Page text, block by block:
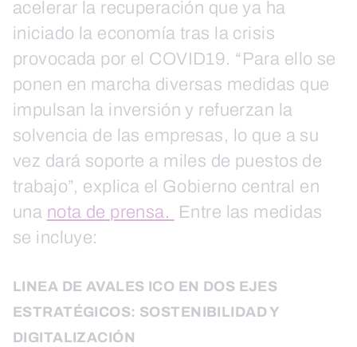
acelerar la recuperación que ya ha
iniciado la economía tras la crisis
provocada por el COVID19. “Para ello se
ponen en marcha diversas medidas que
impulsan la inversión y refuerzan la
solvencia de las empresas, lo que a su
vez dará soporte a miles de puestos de
trabajo”, explica el Gobierno central en
una nota de prensa.
Entre las medidas
se incluye:
LINEA DE AVALES ICO EN DOS EJES
ESTRATÉGICOS: SOSTENIBILIDAD Y
DIGITALIZACIÓN